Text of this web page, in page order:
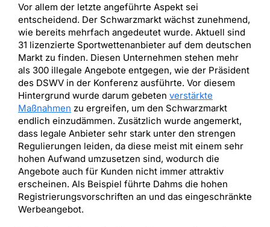
Vor allem der letzte angeführte Aspekt sei
entscheidend. Der Schwarzmarkt wächst zunehmend,
wie bereits mehrfach angedeutet wurde. Aktuell sind
31 lizenzierte Sportwettenanbieter auf dem deutschen
Markt zu finden. Diesen Unternehmen stehen mehr
als 300 illegale Angebote entgegen, wie der Präsident
des DSWV in der Konferenz ausführte. Vor diesem
Hintergrund wurde darum gebeten verstärkte
Maßnahmen zu ergreifen, um den Schwarzmarkt
endlich einzudämmen. Zusätzlich wurde angemerkt,
dass legale Anbieter sehr stark unter den strengen
Regulierungen leiden, da diese meist mit einem sehr
hohen Aufwand umzusetzen sind, wodurch die
Angebote auch für Kunden nicht immer attraktiv
erscheinen. Als Beispiel führte Dahms die hohen
Registrierungsvorschriften an und das eingeschränkte
Werbeangebot.